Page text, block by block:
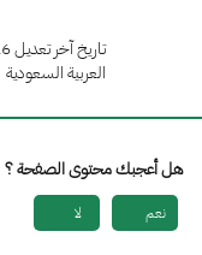
العربية السعودية
هل أعجبك محتوى الصفحة ؟
نعم لا